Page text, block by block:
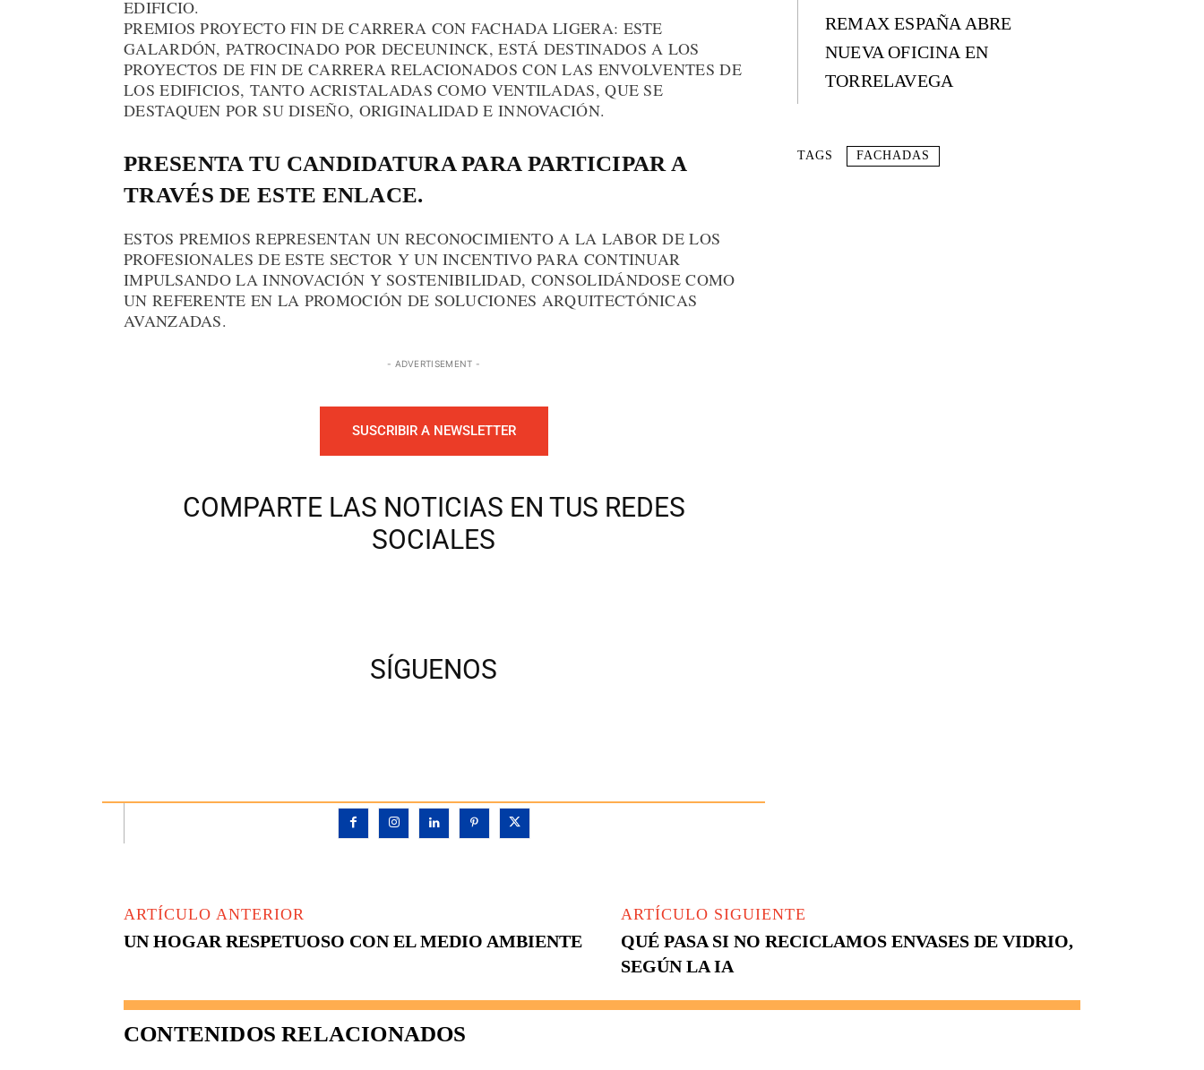
EDIFICIO.
PREMIOS PROYECTO FIN DE CARRERA CON FACHADA LIGERA: ESTE
GALARDÓN, PATROCINADO POR DECEUNINCK, ESTÁ DESTINADOS A LOS
PROYECTOS DE FIN DE CARRERA RELACIONADOS CON LAS ENVOLVENTES DE
LOS EDIFICIOS, TANTO ACRISTALADAS COMO VENTILADAS, QUE SE
DESTAQUEN POR SU DISEÑO, ORIGINALIDAD E INNOVACIÓN.
PRESENTA TU CANDIDATURA PARA PARTICIPAR A
TRAVÉS DE ESTE ENLACE.
ESTOS PREMIOS REPRESENTAN UN RECONOCIMIENTO A LA LABOR DE LOS
PROFESIONALES DE ESTE SECTOR Y UN INCENTIVO PARA CONTINUAR
IMPULSANDO LA INNOVACIÓN Y SOSTENIBILIDAD, CONSOLIDÁNDOSE COMO
UN REFERENTE EN LA PROMOCIÓN DE SOLUCIONES ARQUITECTÓNICAS
AVANZADAS.
- ADVERTISEMENT -
SUSCRIBIR A NEWSLETTER
COMPARTE LAS NOTICIAS EN TUS REDES
SOCIALES
SÍGUENOS
REMAX ESPAÑA ABRE
NUEVA OFICINA EN
TORRELAVEGA
TAGS FACHADAS
ARTÍCULO ANTERIOR
UN HOGAR RESPETUOSO CON EL MEDIO AMBIENTE
ARTÍCULO SIGUIENTE
QUÉ PASA SI NO RECICLAMOS ENVASES DE VIDRIO,
SEGÚN LA IA
CONTENIDOS RELACIONADOS